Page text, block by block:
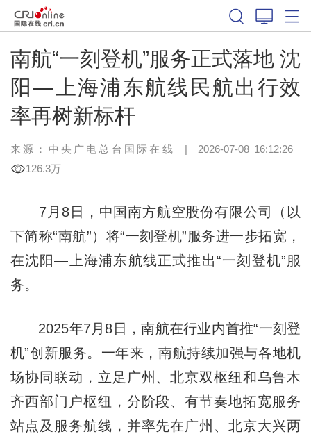
南航“一刻登机”服务正式落地 沈
阳—上海浦东航线民航出行效
率再树新标杆
来源：中央广电总台国际在线 | 2026-07-08 16:12:26
126.3万
7月8日，中国南方航空股份有限公司（以
下简称“南航”）将“一刻登机”服务进一步拓宽，
在沈阳—上海浦东航线正式推出“一刻登机”服
务。
2025年7月8日，南航在行业内首推“一刻登
机”创新服务。一年来，南航持续加强与各地机
场协同联动，立足广州、北京双枢纽和乌鲁木
齐西部门户枢纽，分阶段、有节奏地拓宽服务
站点及服务航线，并率先在广州、北京大兴两